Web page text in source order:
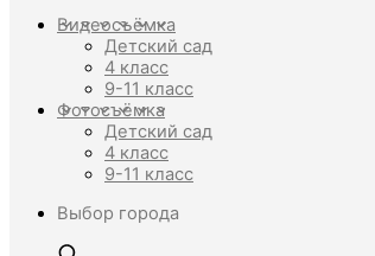
Видеосъёмка
Детский сад
4 класс
9-11 класс
Фотосъёмка
Детский сад
4 класс
9-11 класс
Выбор города